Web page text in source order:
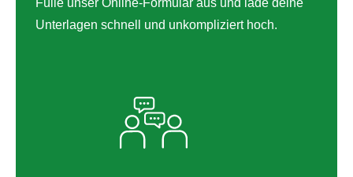
Hochladen. Du kannst bis zu 5 Dateien hochladen.
Wir benötigen deine Zustimmung*
meine Anfrage beantwortet werden kann.
Unterlagen schnell und unkompliziert hoch.